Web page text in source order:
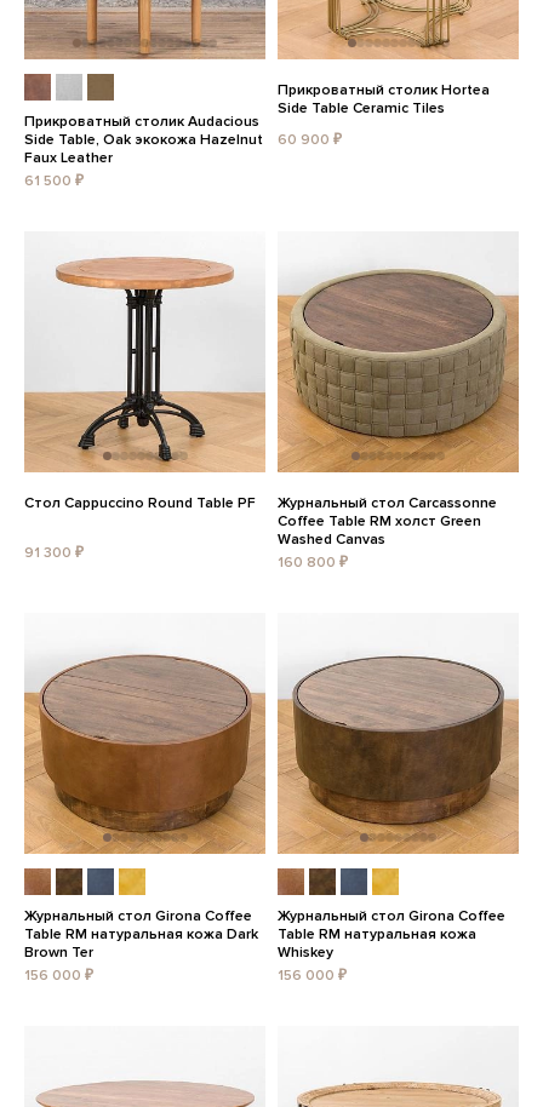
Прикроватный столик Audacious
Side Table, Oak экокожа Hazelnut
Faux Leather
61 500 ₽
Прикроватный столик Hortea
Side Table Ceramic Tiles
60 900 ₽
Стол Cappuccino Round Table PF
91 300 ₽
Журнальный стол Carcassonne
Coffee Table RM холст Green
Washed Canvas
160 800 ₽
Журнальный стол Girona Coffee
Table RM натуральная кожа Dark
Brown Ter
156 000 ₽
Журнальный стол Girona Coffee
Table RM натуральная кожа
Whiskey
156 000 ₽